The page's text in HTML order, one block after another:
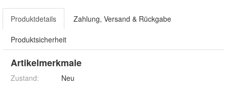
Produktdetails Zahlung, Versand & Rückgabe
Produktsicherheit
Artikelmerkmale
Zustand: Neu